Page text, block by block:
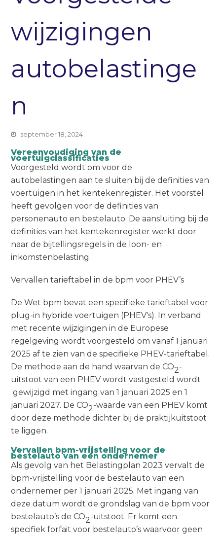
wijzigingen
autobelastinge
n
september 18, 2024
Vereenvoudiging van de
voertuigclassificaties
Voorgesteld wordt om voor de
autobelastingen aan te sluiten bij de definities van
voertuigen in het kentekenregister. Het voorstel
heeft gevolgen voor de definities van
personenauto en bestelauto. De aansluiting bij de
definities van het kentekenregister werkt door
naar de bijtellingsregels in de loon- en
inkomstenbelasting.
Vervallen tarieftabel in de bpm voor PHEV’s
De Wet bpm bevat een specifieke tarieftabel voor
plug-in hybride voertuigen (PHEV's). In verband
met recente wijzigingen in de Europese
regelgeving wordt voorgesteld om vanaf 1 januari
2025 af te zien van de specifieke PHEV-tarieftabel.
De methode aan de hand waarvan de CO2-
uitstoot van een PHEV wordt vastgesteld wordt
gewijzigd met ingang van 1 januari 2025 en 1
januari 2027. De CO2-waarde van een PHEV komt
door deze methode dichter bij de praktijkuitstoot
te liggen.
Vervallen bpm-vrijstelling voor de
bestelauto van een ondernemer
Als gevolg van het Belastingplan 2023 vervalt de
bpm-vrijstelling voor de bestelauto van een
ondernemer per 1 januari 2025. Met ingang van
deze datum wordt de grondslag van de bpm voor
bestelauto’s de CO2-uitstoot. Er komt een
specifiek forfait voor bestelauto’s waarvoor geen